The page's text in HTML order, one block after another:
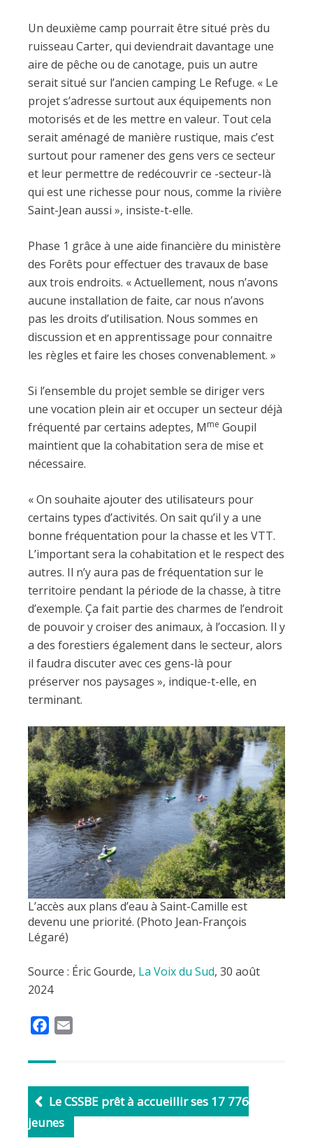
Un deuxième camp pourrait être situé près du
ruisseau Carter, qui deviendrait davantage une
aire de pêche ou de canotage, puis un autre
serait situé sur l’ancien camping Le Refuge. « Le
projet s’adresse surtout aux équipements non
motorisés et de les mettre en valeur. Tout cela
serait aménagé de manière rustique, mais c’est
surtout pour ramener des gens vers ce secteur
et leur permettre de redécouvrir ce -secteur-là
qui est une richesse pour nous, comme la rivière
Saint-Jean aussi », insiste-t-elle.
Phase 1 grâce à une aide financière du ministère
des Forêts pour effectuer des travaux de base
aux trois endroits. « Actuellement, nous n’avons
aucune installation de faite, car nous n’avons
pas les droits d’utilisation. Nous sommes en
discussion et en apprentissage pour connaitre
les règles et faire les choses convenablement. »
Si l’ensemble du projet semble se diriger vers
une vocation plein air et occuper un secteur déjà
fréquenté par certains adeptes, Mme Goupil
maintient que la cohabitation sera de mise et
nécessaire.
« On souhaite ajouter des utilisateurs pour
certains types d’activités. On sait qu’il y a une
bonne fréquentation pour la chasse et les VTT.
L’important sera la cohabitation et le respect des
autres. Il n’y aura pas de fréquentation sur le
territoire pendant la période de la chasse, à titre
d’exemple. Ça fait partie des charmes de l’endroit
de pouvoir y croiser des animaux, à l’occasion. Il y
a des forestiers également dans le secteur, alors
il faudra discuter avec ces gens-là pour
préserver nos paysages », indique-t-elle, en
terminant.
L’accès aux plans d’eau à Saint-Camille est
devenu une priorité. (Photo Jean-François
Légaré)
Source : Éric Gourde, La Voix du Sud, 30 août
2024
c
b
o
o
l
Le CSSBE prêt à accueillir ses 17 776
jeunes